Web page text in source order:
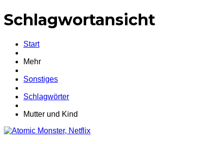
Schlagwortansicht
Start
Mehr
Sonstiges
Schlagwörter
Mutter und Kind